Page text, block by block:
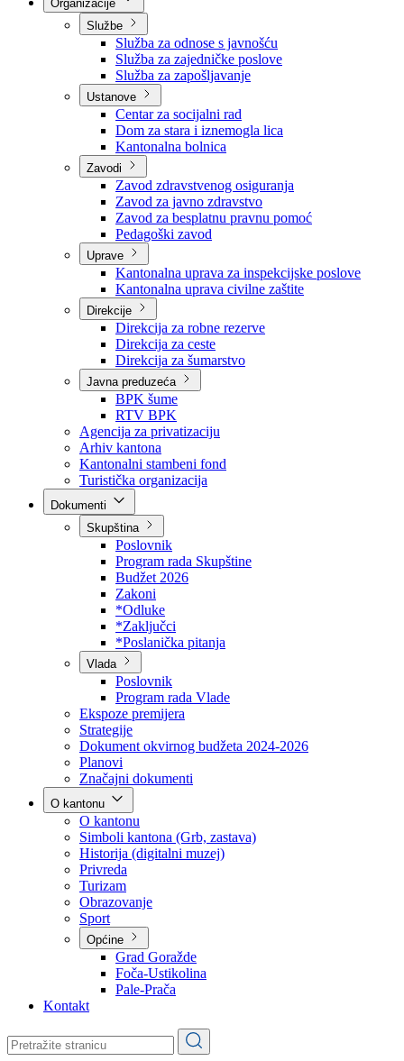
Organizacije
Službe
Služba za odnose s javnošću
Služba za zajedničke poslove
Služba za zapošljavanje
Ustanove
Centar za socijalni rad
Dom za stara i iznemogla lica
Kantonalna bolnica
Zavodi
Zavod zdravstvenog osiguranja
Zavod za javno zdravstvo
Zavod za besplatnu pravnu pomoć
Pedagoški zavod
Uprave
Kantonalna uprava za inspekcijske poslove
Kantonalna uprava civilne zaštite
Direkcije
Direkcija za robne rezerve
Direkcija za ceste
Direkcija za šumarstvo
Javna preduzeća
BPK šume
RTV BPK
Agencija za privatizaciju
Arhiv kantona
Kantonalni stambeni fond
Turistička organizacija
Dokumenti
Skupština
Poslovnik
Program rada Skupštine
Budžet 2026
Zakoni
*Odluke
*Zaključci
*Poslanička pitanja
Vlada
Poslovnik
Program rada Vlade
Ekspoze premijera
Strategije
Dokument okvirnog budžeta 2024-2026
Planovi
Značajni dokumenti
O kantonu
O kantonu
Simboli kantona (Grb, zastava)
Historija (digitalni muzej)
Privreda
Turizam
Obrazovanje
Sport
Općine
Grad Goražde
Foča-Ustikolina
Pale-Prača
Kontakt